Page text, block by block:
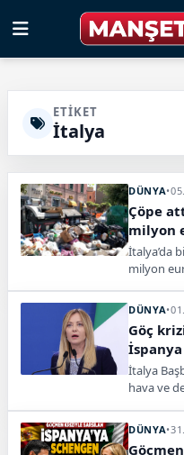
ETIKET
İtalya
DÜNYA•
Çöpe
milyon
İtalya’da
milyon
DÜNYA•
Göç
İtalya
hava ve
DÜNYA•